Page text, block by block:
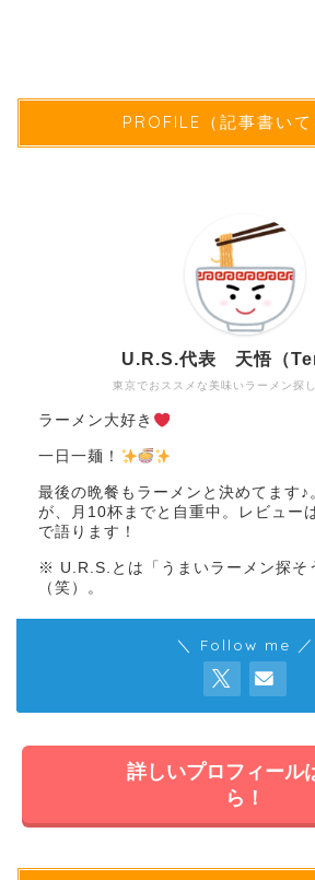
PROFILE（記事書いて
東京でおススメな美味いラーメン探
U.R.S.代表 天悟（
ラーメン大好き
一日一麺！
最後の晩餐もラーメンと決めてます♪
が、月10杯までと自重中。レビュー
で語ります！
※ U.R.S.とは「うまいラーメン探そ
（笑）。
＼ Follow me ／
詳しいプロフィール
ら！